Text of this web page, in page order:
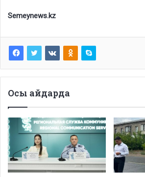
Semeynews.kz
Осы айдарда